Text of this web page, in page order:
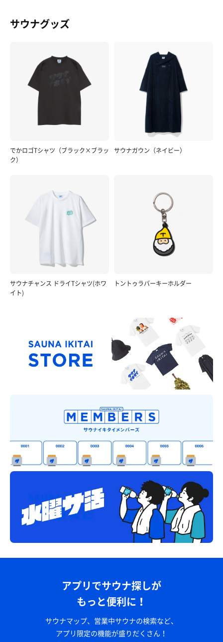
サウナグッズ
でかロゴTシャツ（ブラック×ブラッ
ク）
サウナガウン（ネイビー）
サウナチャンス ドライTシャツ(ホワ
イト)
トントゥラバーキーホルダー
アプリでサウナ探しが
もっと便利に！
サウナマップ、営業中サウナの検索など、
アプリ限定の機能が盛りだくさん！